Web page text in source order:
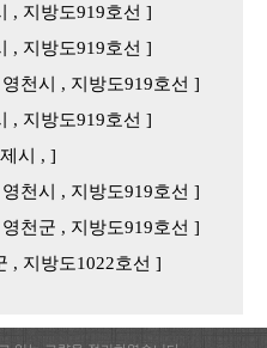
, 지방도919호선 ]
, 지방도919호선 ]
천시 , 지방도919호선 ]
, 지방도919호선 ]
시 , ]
천시 , 지방도919호선 ]
천군 , 지방도919호선 ]
, 지방도1022호선 ]